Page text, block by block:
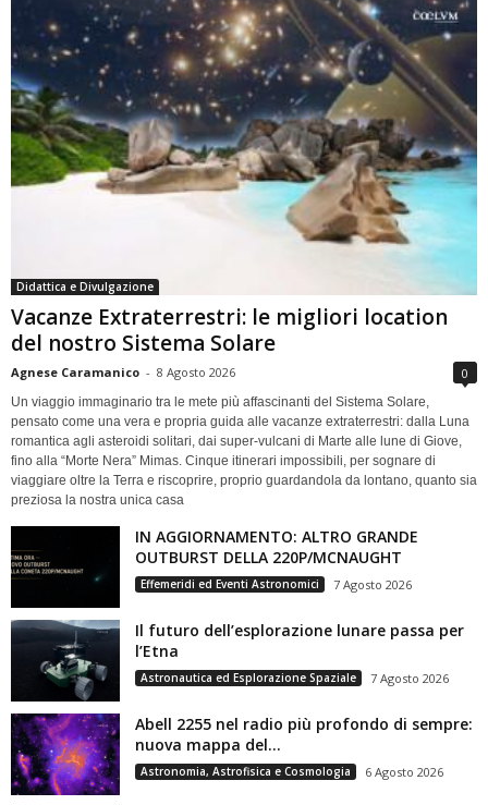
Didattica e Divulgazione
Vacanze Extraterrestri: le migliori location
del nostro Sistema Solare
Agnese Caramanico - 8 Agosto 2026 0
Un viaggio immaginario tra le mete più affascinanti del Sistema Solare,
pensato come una vera e propria guida alle vacanze extraterrestri: dalla Luna
romantica agli asteroidi solitari, dai super-vulcani di Marte alle lune di Giove,
fino alla “Morte Nera” Mimas. Cinque itinerari impossibili, per sognare di
viaggiare oltre la Terra e riscoprire, proprio guardandola da lontano, quanto sia
preziosa la nostra unica casa
IN AGGIORNAMENTO: ALTRO GRANDE
OUTBURST DELLA 220P/MCNAUGHT
Effemeridi ed Eventi Astronomici 7 Agosto 2026
Il futuro dell’esplorazione lunare passa per
l’Etna
Astronautica ed Esplorazione Spaziale 7 Agosto 2026
Abell 2255 nel radio più profondo di sempre:
nuova mappa del...
Astronomia, Astrofisica e Cosmologia 6 Agosto 2026